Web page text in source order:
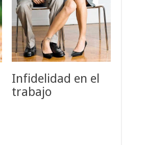
Infidelidad en el
trabajo